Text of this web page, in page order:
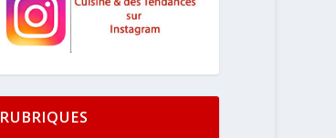
RUBRIQUES